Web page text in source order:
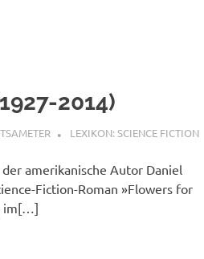
2014)
LEXIKON: SCIENCE FICTION
amerikanische Autor Daniel
Fiction-Roman »Flowers for
im[…]